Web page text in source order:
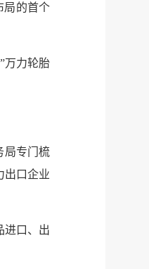
局的首个
万力轮胎
局专门梳
出口企业
进口、出